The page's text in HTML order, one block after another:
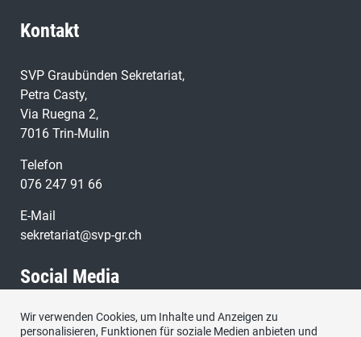
Kontakt
SVP Graubünden Sekretariat,
Petra Casty,
Via Ruegna 2,
7016 Trin-Mulin
Telefon
076 247 91 66
E-Mail
sekretariat@svp-gr.ch
Social Media
Besuchen Sie uns bei:
Wir verwenden Cookies, um Inhalte und Anzeigen zu
personalisieren, Funktionen für soziale Medien anbieten und